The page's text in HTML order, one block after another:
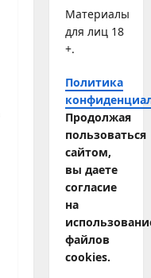
Материалы
для лиц 18
+.
Политика
Продолжая
пользоваться
сайтом,
вы даете
согласие
на
файлов
cookies.